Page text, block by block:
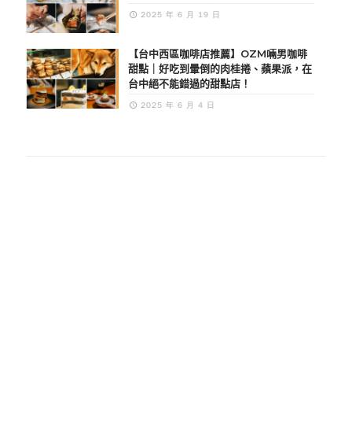
2025 年 6 月 19 日
【台中西區咖啡店推薦】OZM啢男咖啡
甜點｜好吃到暈倒的肉桂捲、蘋果派，在
台中絕不能錯過的甜點店！
2025 年 6 月 4 日